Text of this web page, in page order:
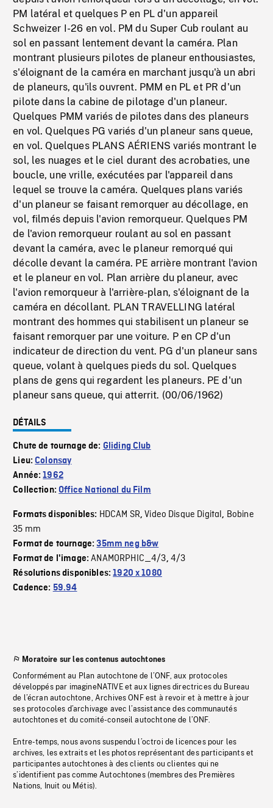
PM latéral et quelques P en PL d'un appareil
Schweizer I-26 en vol. PM du Super Cub roulant au
sol en passant lentement devant la caméra. Plan
montrant plusieurs pilotes de planeur enthousiastes,
s'éloignant de la caméra en marchant jusqu'à un abri
de planeurs, qu'ils ouvrent. PMM en PL et PR d'un
pilote dans la cabine de pilotage d'un planeur.
Quelques PMM variés de pilotes dans des planeurs
en vol. Quelques PG variés d'un planeur sans queue,
en vol. Quelques PLANS AÉRIENS variés montrant le
sol, les nuages et le ciel durant des acrobaties, une
boucle, une vrille, exécutées par l'appareil dans
lequel se trouve la caméra. Quelques plans variés
d'un planeur se faisant remorquer au décollage, en
vol, filmés depuis l'avion remorqueur. Quelques PM
de l'avion remorqueur roulant au sol en passant
devant la caméra, avec le planeur remorqué qui
décolle devant la caméra. PE arrière montrant l'avion
et le planeur en vol. Plan arrière du planeur, avec
l'avion remorqueur à l'arrière-plan, s'éloignant de la
caméra en décollant. PLAN TRAVELLING latéral
montrant des hommes qui stabilisent un planeur se
faisant remorquer par une voiture. P en CP d'un
indicateur de direction du vent. PG d'un planeur sans
queue, volant à quelques pieds du sol. Quelques
plans de gens qui regardent les planeurs. PE d'un
planeur sans queue, qui atterrit. (00/06/1962)
DÉTAILS
Chute de tournage de: Gliding Club
Lieu:Colonsay
Année:1962
Collection:Office National du Film
Formats disponibles: HDCAM SR,Video Disque Digital, Bobine
35 mm
Format de tournage:35mm neg b&w
Format de l'image:ANAMORPHIC_4/3, 4/3
Résolutions disponibles:1920 x 1080
Cadence: 59.94
Moratoire sur les contenus autochtones
Conformément au Plan autochtone de l’ONF, aux protocoles
développés par imagineNATIVE et aux lignes directrices du Bureau
de l’écran autochtone, Archives ONF est à revoir et à mettre à jour
ses protocoles d’archivage avec l’assistance des communautés
autochtones et du comité-conseil autochtone de l’ONF.
Entre-temps, nous avons suspendu l’octroi de licences pour les
archives, les extraits et les photos représentant des participants et
participantes autochtones à des clients ou clientes qui ne
s’identifient pas comme Autochtones (membres des Premières
Nations, Inuit ou Métis).